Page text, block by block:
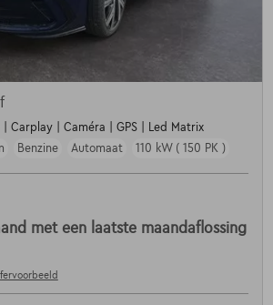
| Carplay | Caméra | GPS | Led Matrix
Benzine Automaat 110 kW ( 150 PK )
met een laatste maandaflossing